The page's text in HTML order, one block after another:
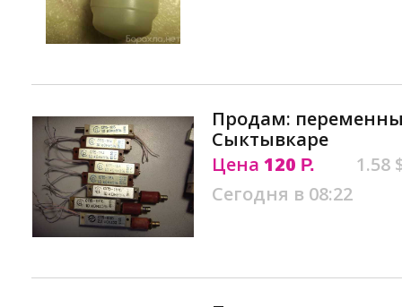
Продам:
Сыктывкаре
Цена 120 Р.
1.58
Сегодня в 08:22